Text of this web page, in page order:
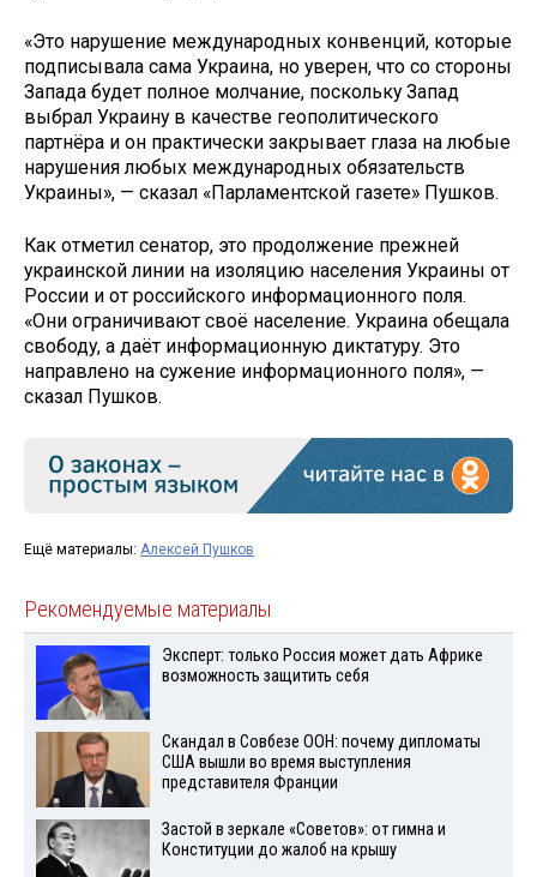
«Это нарушение международных конвенций, которые
подписывала сама Украина, но уверен, что со стороны
Запада будет полное молчание, поскольку Запад
выбрал Украину в качестве геополитического
партнёра и он практически закрывает глаза на любые
нарушения любых международных обязательств
Украины», — сказал «Парламентской газете» Пушков.
Как отметил сенатор, это продолжение прежней
украинской линии на изоляцию населения Украины от
России и от российского информационного поля.
«Они ограничивают своё население. Украина обещала
свободу, а даёт информационную диктатуру. Это
направлено на сужение информационного поля», —
сказал Пушков.
Ещё материалы: Алексей Пушков
Рекомендуемые материалы
Эксперт: только Россия может дать Африке
возможность защитить себя
Скандал в Совбезе ООН: почему дипломаты
США вышли во время выступления
представителя Франции
Застой в зеркале «Советов»: от гимна и
Конституции до жалоб на крышу